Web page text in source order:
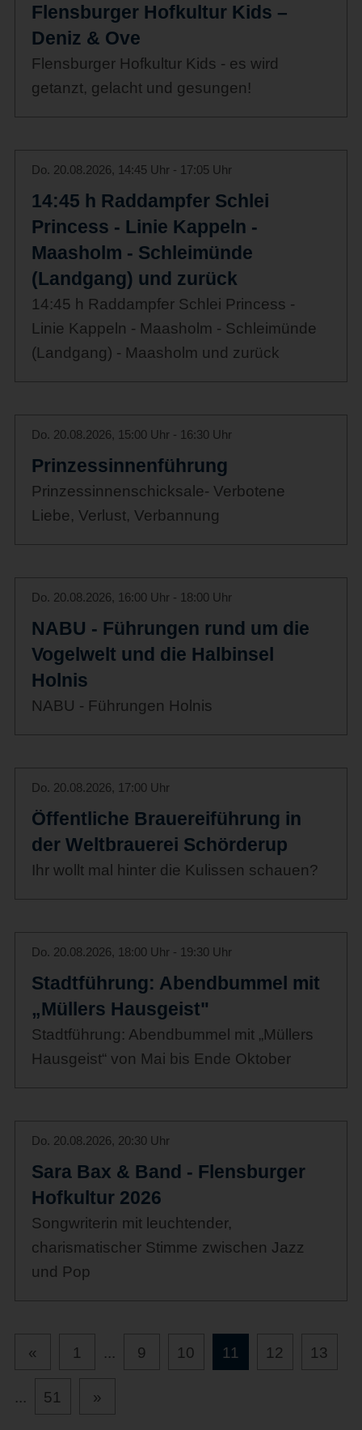
Flensburger Hofkultur Kids –
Deniz & Ove
Flensburger Hofkultur Kids - es wird
getanzt, gelacht und gesungen!
Do. 20.08.2026, 14:45 Uhr - 17:05 Uhr
14:45 h Raddampfer Schlei
Princess - Linie Kappeln -
Maasholm - Schleimünde
(Landgang) und zurück
14:45 h Raddampfer Schlei Princess -
Linie Kappeln - Maasholm - Schleimünde
(Landgang) - Maasholm und zurück
Do. 20.08.2026, 15:00 Uhr - 16:30 Uhr
Prinzessinnenführung
Prinzessinnenschicksale- Verbotene
Liebe, Verlust, Verbannung
Do. 20.08.2026, 16:00 Uhr - 18:00 Uhr
NABU - Führungen rund um die
Vogelwelt und die Halbinsel
Holnis
NABU - Führungen Holnis
Do. 20.08.2026, 17:00 Uhr
Öffentliche Brauereiführung in
der Weltbrauerei Schörderup
Ihr wollt mal hinter die Kulissen schauen?
Do. 20.08.2026, 18:00 Uhr - 19:30 Uhr
Stadtführung: Abendbummel mit
„Müllers Hausgeist"
Stadtführung: Abendbummel mit „Müllers
Hausgeist“ von Mai bis Ende Oktober
Do. 20.08.2026, 20:30 Uhr
Sara Bax & Band - Flensburger
Hofkultur 2026
Songwriterin mit leuchtender,
charismatischer Stimme zwischen Jazz
und Pop
« 1 ... 9 10 11 12 13
... 51 »